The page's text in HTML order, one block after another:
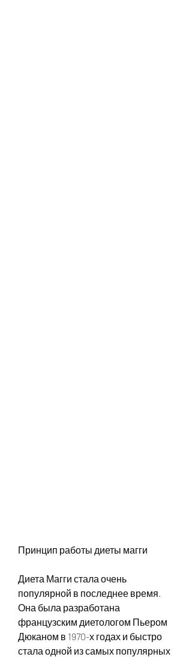
Принцип работы диеты магги
Диета Магги стала очень
популярной в последнее время.
Она была разработана
французским диетологом Пьером
Дюканом в 1970-х годах и быстро
стала одной из самых популярных